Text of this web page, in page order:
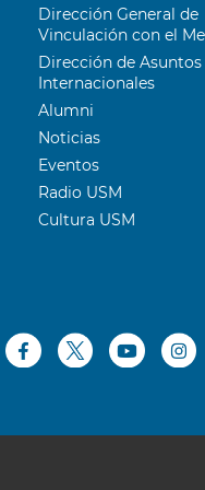
Dirección General de
Vinculación con el
Dirección de Asuntos
Internacionales
Alumni
Noticias
Eventos
Radio USM
Cultura USM